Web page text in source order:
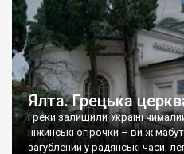
Ялта. Грецька
Греки залишили Україні
ніжинські огірочки – ви ж
загублений у радянські часи,